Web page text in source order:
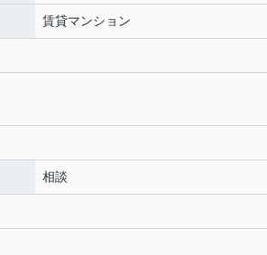
賃貸マンション
相談